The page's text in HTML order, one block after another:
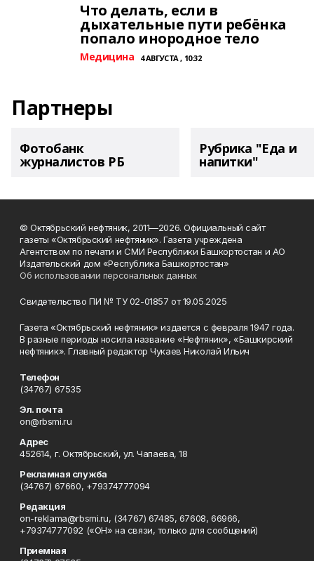
Что делать, если в
дыхательные пути ребёнка
попало инородное тело
Медицина 4 АВГУСТА , 10:32
Партнеры
Фотобанк
журналистов РБ
Рубрика "Еда и
напитки"
© Октябрьский нефтяник, 2011—2026. Официальный сайт
газеты «Октябрьский нефтяник». Газета учреждена
Агентством по печати и СМИ Республики Башкортостан и АО
Издательский дом «Республика Башкортостан»
Об использовании персональных данных
Свидетельство ПИ № ТУ 02-01857 от 19.05.2025
Газета «Октябрьский нефтяник» издается с февраля 1947 года.
В разные периоды носила название «Нефтяник», «Башкирский
нефтяник». Главный редактор Чукаев Николай Ильич
Телефон
(34767) 67535
Эл. почта
on@rbsmi.ru
Адрес
452614, г. Октябрьский, ул. Чапаева, 18
Рекламная служба
(34767) 67660, +79374777094
Редакция
on-reklama@rbsmi.ru, (34767) 67485, 67608, 66966,
+79374777092 («ОН» на связи, только для сообщений)
Приемная